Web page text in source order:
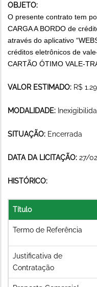
OBJETO:
O presente contrato tem
CARGA A BORDO de
através do aplicativo
créditos eletrônicos de
CARTÃO ÓTIMO VALE-
VALOR ESTIMADO: R$
MODALIDADE:
SITUAÇÃO: Encerrada
DATA DA LICITAÇÃO: 27/
HISTÓRICO:
Título
Termo de Referência
Justificativa de
Contratação